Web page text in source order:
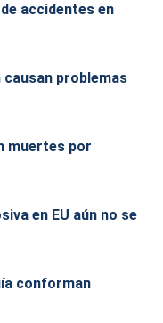
accidentes en
problemas
muertes por
en EU aún no se
conforman